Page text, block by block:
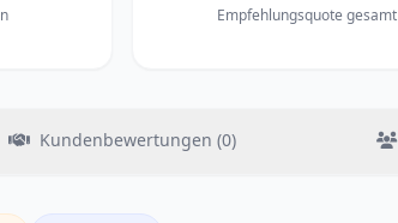
Empfehlungsquote gesamt
Kundenbewertungen (0)